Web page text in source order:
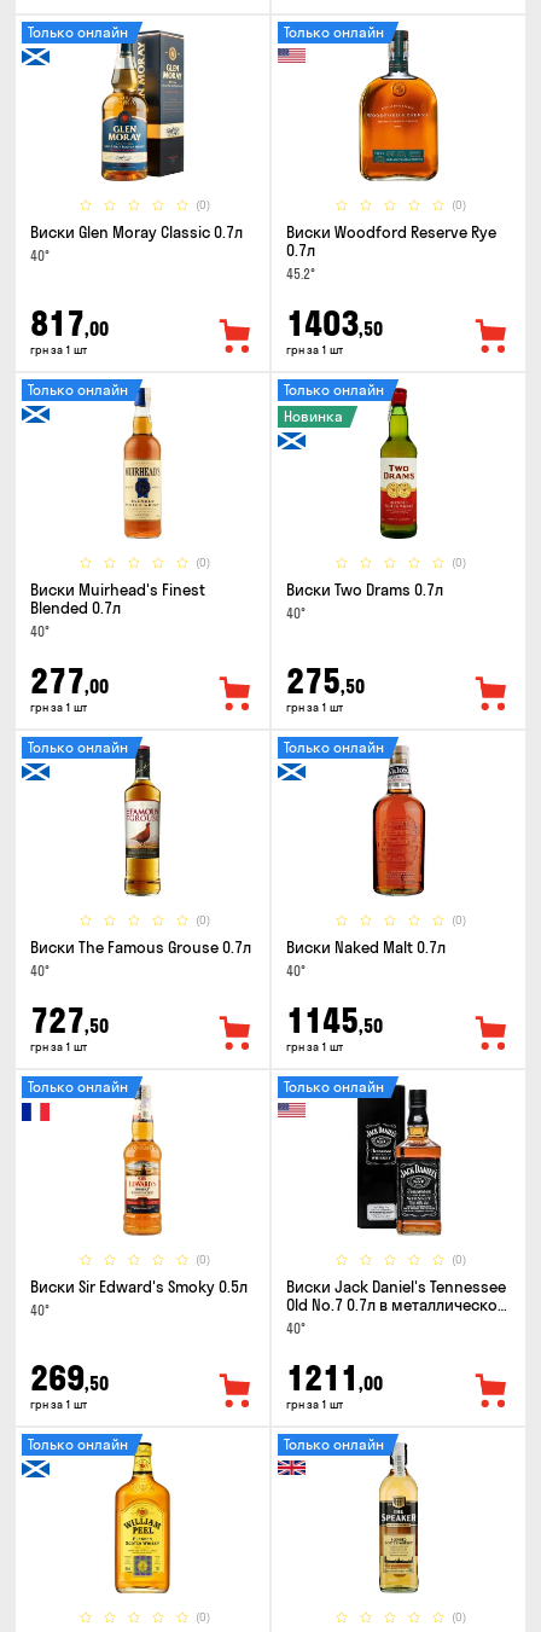
(0)
Только онлайн
Виски Glen Moray Classic 0.7л
40°
817,00
грн за 1 шт
(0)
Только онлайн
Виски Woodford Reserve Rye
0.7л
45.2°
1403,50
грн за 1 шт
(0)
Только онлайн
Виски Muirhead's Finest
Blended 0.7л
40°
277,00
грн за 1 шт
(0)
Только онлайн
Новинка
Виски Two Drams 0.7л
40°
275,50
грн за 1 шт
(0)
Только онлайн
Виски The Famous Grouse 0.7л
40°
727,50
грн за 1 шт
(0)
Только онлайн
Виски Naked Malt 0.7л
40°
1145,50
грн за 1 шт
(0)
Только онлайн
Виски Sir Edward's Smoky 0.5л
40°
269,50
грн за 1 шт
(0)
Только онлайн
Виски Jack Daniel's Tennessee
Old No.7 0.7л в металлической
коробке
40°
1211 ,00
грн за 1 шт
(0)
Только онлайн
(0)
Только онлайн